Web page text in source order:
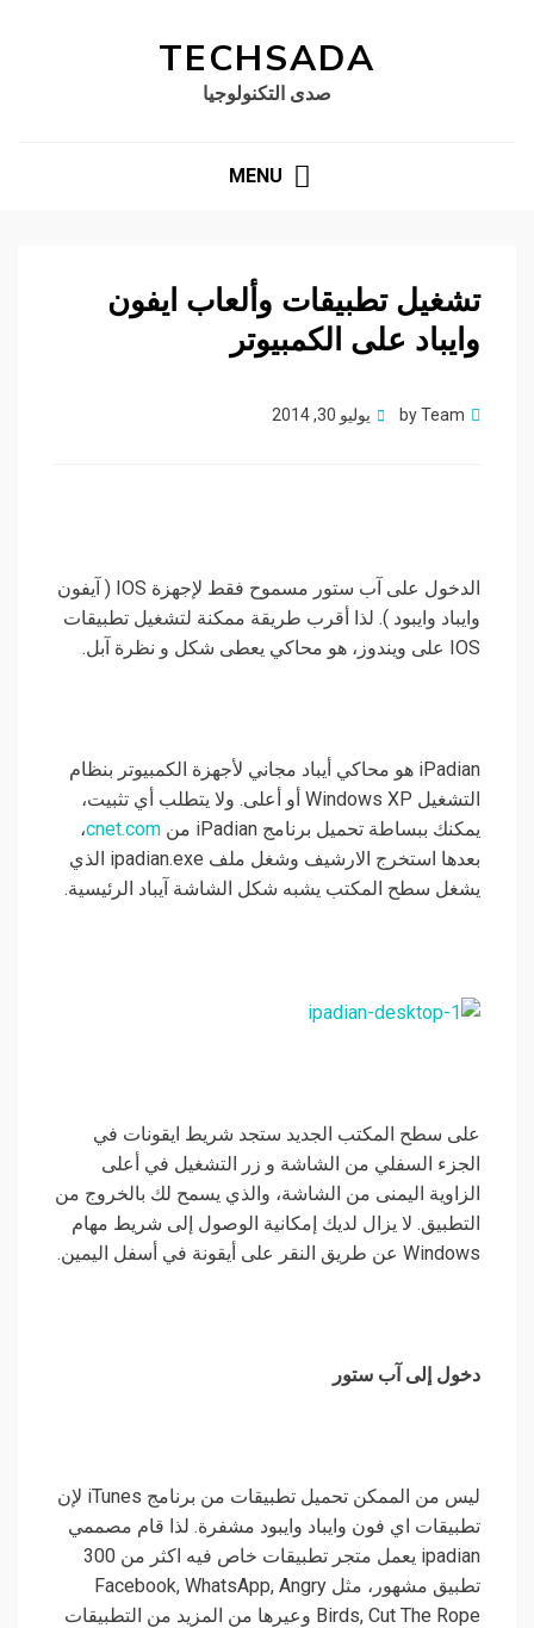
TECHSADA
صدى التكنولوجيا
MENU
تشغيل تطبيقات وألعاب ايفون
وايباد على الكمبيوتر
byTeam
Posted
يوليو 30, 2014
الدخول على آب ستور مسموح فقط لإجهزة IOS ( آيفون
وايباد وايبود ). لذا أقرب طريقة ممكنة لتشغيل تطبيقات
IOS على ويندوز، هو محاكي يعطى شكل و نظرة آبل.
iPadian هو محاكي أيباد مجاني لأجهزة الكمبيوتر بنظام
التشغيل Windows XP أو أعلى. ولا يتطلب أي تثبيت،
يمكنك ببساطة تحميل برنامج iPadian من
cnet.com،
بعدها استخرج الارشيف وشغل ملف ipadian.exe الذي
يشغل سطح المكتب يشبه شكل الشاشة آيباد الرئيسية.
على سطح المكتب الجديد ستجد شريط ايقونات في
الجزء السفلي من الشاشة و زر التشغيل في أعلى
الزاوية اليمنى من الشاشة، والذي يسمح لك بالخروج من
التطبيق. لا يزال لديك إمكانية الوصول إلى شريط مهام
Windows عن طريق النقر على أيقونة في أسفل اليمين.
دخول إلى آب ستور
ليس من الممكن تحميل تطبيقات من برنامج iTunes لإن
تطبيقات اي فون وايباد وايبود مشفرة. لذا قام مصممي
ipadian يعمل متجر تطبيقات خاص فيه اكثر من 300
تطبيق مشهور، مثل Facebook, WhatsApp, Angry
Birds, Cut The Rope وعيرها من المزيد من التطبيقات